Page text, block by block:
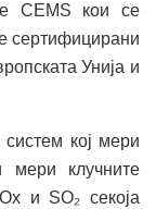
CEMS кои се
сертифицирани
Унија и
кој мери
мери клучните
и SO₂ секоја